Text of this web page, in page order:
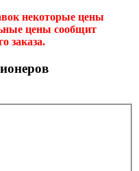
некоторые цены
цены сообщит
заказа.